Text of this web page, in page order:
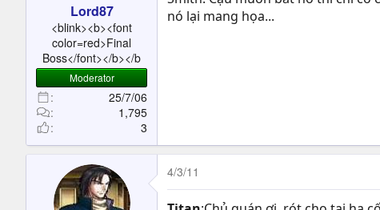
Lord87
<blink><b><font
color=red>Final
Boss</font></b></b
Moderator
25/7/06
1,795
3
nó lại mang họa...
4/3/11